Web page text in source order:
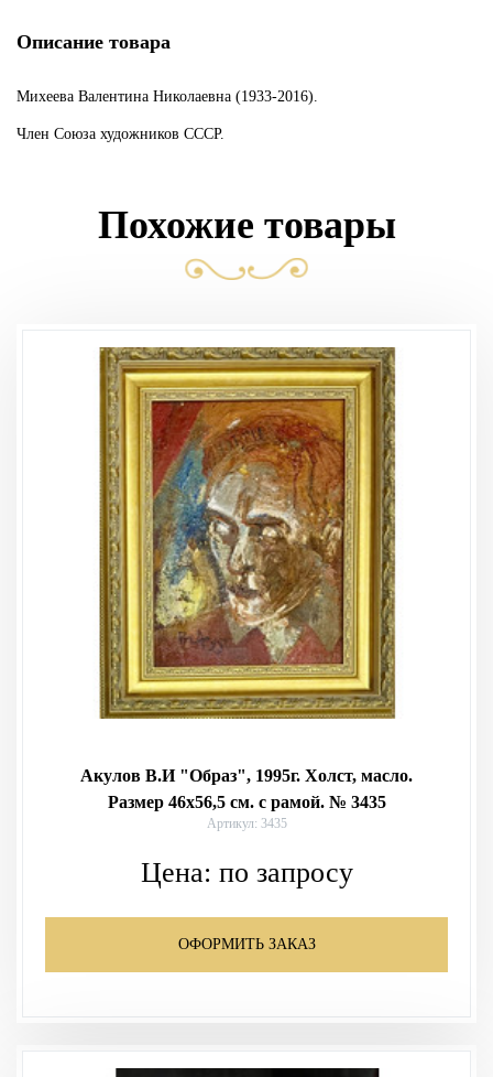
Описание товара
Михеева Валентина Николаевна (1933-2016).
Член Союза художников СССР.
Похожие товары
Акулов В.И "Образ", 1995г. Холст, масло.
Размер 46х56,5 см. с рамой. № 3435
Артикул: 3435
Цена: по запросу
ОФОРМИТЬ ЗАКАЗ